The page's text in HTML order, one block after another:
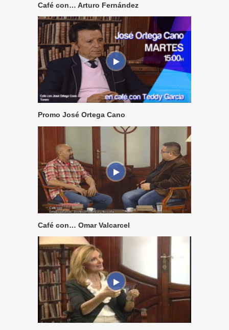
Café con… Arturo Fernández
Promo José Ortega Cano
Café con… Omar Valcarcel